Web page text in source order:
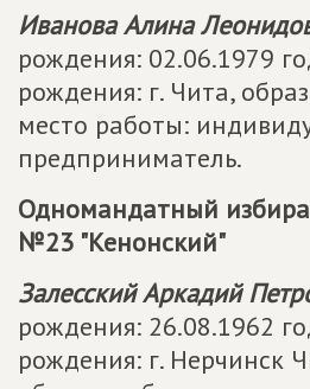
Иванова Алина
рождения: 02.06.1979
рождения: г. Чита,
место работы:
предприниматель.
Одномандатный
№23 "Кенонский"
Залесский Аркадий
рождения: 26.08.1962
рождения: г. Нерчинск